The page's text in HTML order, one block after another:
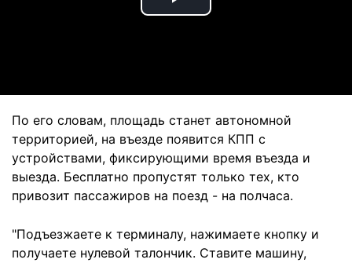
Play
По его словам, площадь станет автономной
территорией, на въезде появится КПП с
устройствами, фиксирующими время въезда и
выезда. Бесплатно пропустят только тех, кто
привозит пассажиров на поезд - на полчаса.
"Подъезжаете к терминалу, нажимаете кнопку и
получаете нулевой талончик. Ставите машину,